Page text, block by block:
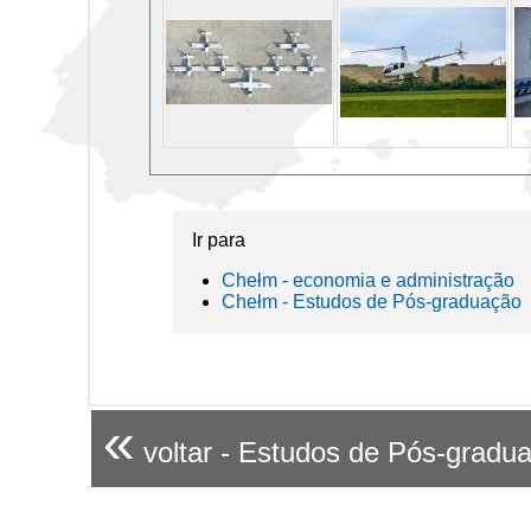
Ir para
Chełm - economia e administração
Chełm - Estudos de Pós-graduação
« voltar - Estudos de Pós-